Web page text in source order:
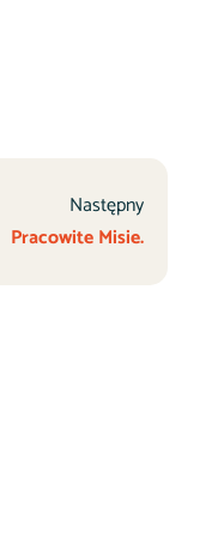
Następny
Pracowite Misie.